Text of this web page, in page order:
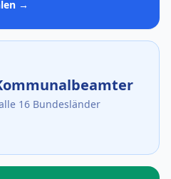
→
16 Bundesländer